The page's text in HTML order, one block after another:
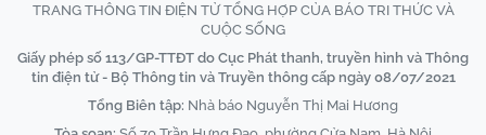
TRANG THÔNG TIN ĐIỆN TỬ TỔNG HỢP CỦA BÁO TRI THỨC VÀ
CUỘC SỐNG
Giấy phép số 113/GP-TTĐT do Cục Phát thanh, truyền hình và Thông
tin điện tử - Bộ Thông tin và Truyền thông cấp ngày 08/07/2021
Tổng Biên tập: Nhà báo Nguyễn Thị Mai Hương